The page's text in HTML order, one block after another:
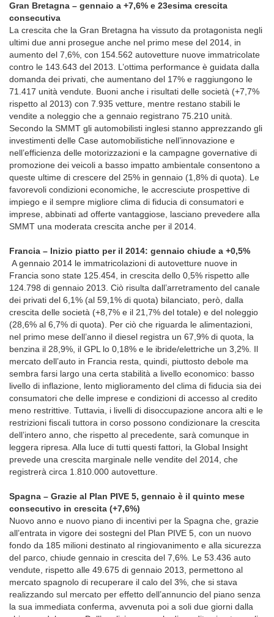
Gran Bretagna – gennaio a +7,6% e 23esima crescita
consecutiva
La crescita che la Gran Bretagna ha vissuto da protagonista negli
ultimi due anni prosegue anche nel primo mese del 2014, in
aumento del 7,6%, con 154.562 autovetture nuove immatricolate
contro le 143.643 del 2013. L’ottima performance è guidata dalla
domanda dei privati, che aumentano del 17% e raggiungono le
71.417 unità vendute. Buoni anche i risultati delle società (+7,7%
rispetto al 2013) con 7.935 vetture, mentre restano stabili le
vendite a noleggio che a gennaio registrano 75.210 unità.
Secondo la SMMT gli automobilisti inglesi stanno apprezzando gli
investimenti delle Case automobilistiche nell’innovazione e
nell’efficienza delle motorizzazioni e la campagne governative di
promozione dei veicoli a basso impatto ambientale consentono a
queste ultime di crescere del 25% in gennaio (1,8% di quota). Le
favorevoli condizioni economiche, le accresciute prospettive di
impiego e il sempre migliore clima di fiducia di consumatori e
imprese, abbinati ad offerte vantaggiose, lasciano prevedere alla
SMMT una moderata crescita anche per il 2014.
Francia – Inizio piatto per il 2014: gennaio chiude a +0,5%
A gennaio 2014 le immatricolazioni di autovetture nuove in
Francia sono state 125.454, in crescita dello 0,5% rispetto alle
124.798 di gennaio 2013. Ciò risulta dall’arretramento del canale
dei privati del 6,1% (al 59,1% di quota) bilanciato, però, dalla
crescita delle società (+8,7% e il 21,7% del totale) e del noleggio
(28,6% al 6,7% di quota). Per ciò che riguarda le alimentazioni,
nel primo mese dell’anno il diesel registra un 67,9% di quota, la
benzina il 28,9%, il GPL lo 0,18% e le ibride/elettriche un 3,2%. Il
mercato dell’auto in Francia resta, quindi, piuttosto debole ma
sembra farsi largo una certa stabilità a livello economico: basso
livello di inflazione, lento miglioramento del clima di fiducia sia dei
consumatori che delle imprese e condizioni di accesso al credito
meno restrittive. Tuttavia, i livelli di disoccupazione ancora alti e le
restrizioni fiscali tuttora in corso possono condizionare la crescita
dell’intero anno, che rispetto al precedente, sarà comunque in
leggera ripresa. Alla luce di tutti questi fattori, la Global Insight
prevede una crescita marginale nelle vendite del 2014, che
registrerà circa 1.810.000 autovetture.
Spagna – Grazie al Plan PIVE 5, gennaio è il quinto mese
consecutivo in crescita (+7,6%)
Nuovo anno e nuovo piano di incentivi per la Spagna che, grazie
all’entrata in vigore dei sostegni del Plan PIVE 5, con un nuovo
fondo da 185 milioni destinato al ringiovanimento e alla sicurezza
del parco, chiude gennaio in crescita del 7,6%. Le 53.436 auto
vendute, rispetto alle 49.675 di gennaio 2013, permettono al
mercato spagnolo di recuperare il calo del 3%, che si stava
realizzando sul mercato per effetto dell’annuncio del piano senza
la sua immediata conferma, avvenuta poi a soli due giorni dalla